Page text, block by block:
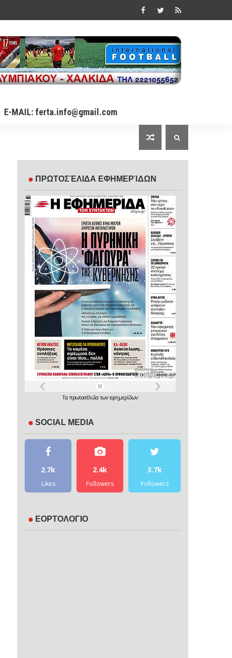
E-MAIL: ferta.info@gmail.com
ΠΡΩΤΟΣΈΛΙΔΑ ΕΦΗΜΕΡΊΔΩΝ
Τα πρωτοσέλιδατων εφημερίδων
SOCIAL MEDIA
2.7k
Likes
2.4k
Followers
3.7k
Followers
ΕΟΡΤΟΛΟΓΙΟ